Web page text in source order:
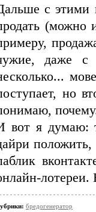
с этими
даже с
но
вот я думаю:
положить,
бредогенератор